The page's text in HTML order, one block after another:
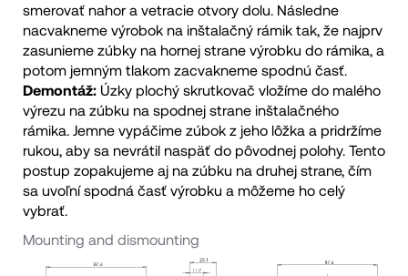
smerovať nahor a vetracie otvory dolu. Následne
nacvakneme výrobok na inštalačný rámik tak, že najprv
zasunieme zúbky na hornej strane výrobku do rámika, a
potom jemným tlakom zacvakneme spodnú časť.
Demontáž: Úzky plochý skrutkovač vložíme do malého
výrezu na zúbku na spodnej strane inštalačného
rámika. Jemne vypáčime zúbok z jeho lôžka a pridržíme
rukou, aby sa nevrátil naspäť do pôvodnej polohy. Tento
postup zopakujeme aj na zúbku na druhej strane, čím
sa uvoľní spodná časť výrobku a môžeme ho celý
vybrať.
Mounting and dismounting